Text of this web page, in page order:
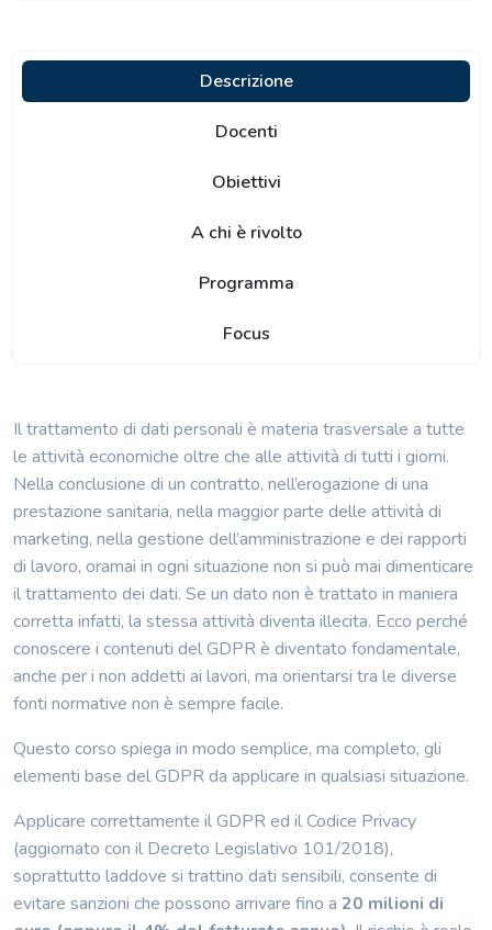
Descrizione
Docenti
Obiettivi
A chi è rivolto
Programma
Focus
Il trattamento di dati personali è materia trasversale a tutte
le attività economiche oltre che alle attività di tutti i giorni.
Nella conclusione di un contratto, nell’erogazione di una
prestazione sanitaria, nella maggior parte delle attività di
marketing, nella gestione dell’amministrazione e dei rapporti
di lavoro, oramai in ogni situazione non si può mai dimenticare
il trattamento dei dati. Se un dato non è trattato in maniera
corretta infatti, la stessa attività diventa illecita. Ecco perché
conoscere i contenuti del GDPR è diventato fondamentale,
anche per i non addetti ai lavori, ma orientarsi tra le diverse
fonti normative non è sempre facile.
Questo corso spiega in modo semplice, ma completo, gli
elementi base del GDPR da applicare in qualsiasi situazione.
Applicare correttamente il GDPR ed il Codice Privacy
(aggiornato con il Decreto Legislativo 101/2018),
soprattutto laddove si trattino dati sensibili, consente di
evitare sanzioni che possono arrivare fino a 20 milioni di